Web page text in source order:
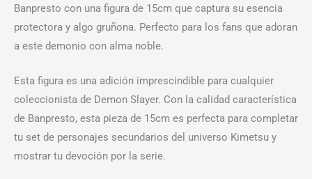
Banpresto con una figura de 15cm que captura su esencia
protectora y algo gruñona. Perfecto para los fans que adoran
a este demonio con alma noble.
Esta figura es una adición imprescindible para cualquier
coleccionista de Demon Slayer. Con la calidad característica
de Banpresto, esta pieza de 15cm es perfecta para completar
tu set de personajes secundarios del universo Kimetsu y
mostrar tu devoción por la serie.